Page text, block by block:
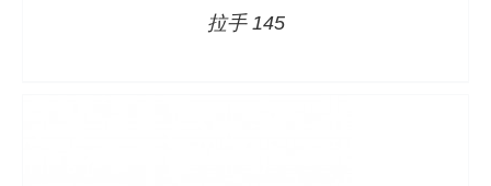
拉手 145